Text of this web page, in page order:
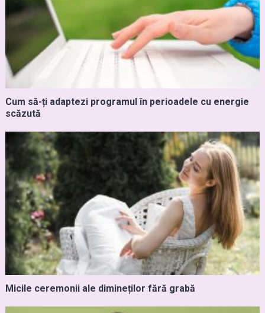
Cum să-ți adaptezi programul în perioadele cu energie
scăzută
Micile ceremonii ale dimineților fără grabă